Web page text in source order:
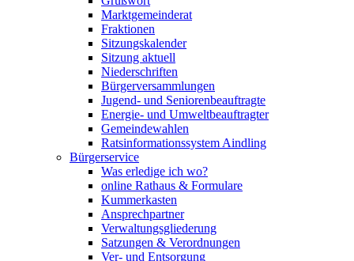
Marktgemeinderat
Fraktionen
Sitzungskalender
Sitzung aktuell
Niederschriften
Bürgerversammlungen
Jugend- und Seniorenbeauftragte
Energie- und Umweltbeauftragter
Gemeindewahlen
Ratsinformationssystem Aindling
Bürgerservice
Was erledige ich wo?
online Rathaus & Formulare
Kummerkasten
Ansprechpartner
Verwaltungsgliederung
Satzungen & Verordnungen
Ver- und Entsorgung